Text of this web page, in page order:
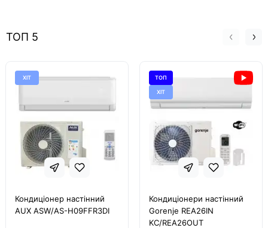
ТОП 5
ХІТ
Кондиціонер настінний
AUX ASW/AS-H09FFR3DI
ТОП
ХІТ
Кондиціонери настінний
Gorenje REA26IN
KC/REA26OUT